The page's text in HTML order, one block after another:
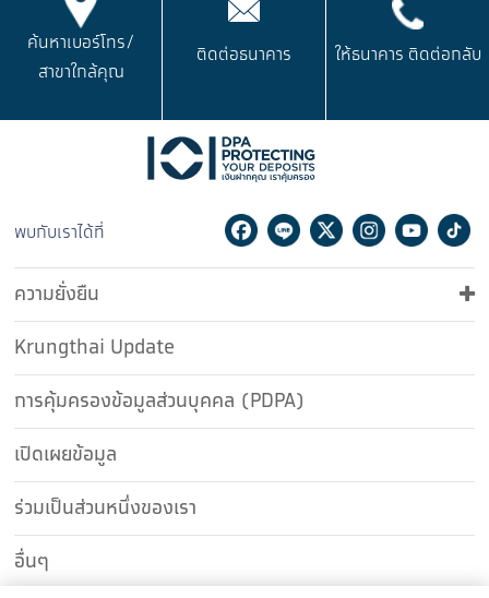
ค้นหาเบอร์โทร/
สาขาใกล้คุณ
ติดต่อธนาคาร ให้ธนาคาร ติดต่อกลับ
พบกับเราได้ที่ Facebook
LineTwitterInstagram
ความยั่งยืน
Krungthai Update
การคุ้มครองข้อมูลส่วนบุคคล (PDPA)
เปิดเผยข้อมูล
ร่วมเป็นส่วนหนึ่งของเรา
อื่นๆ